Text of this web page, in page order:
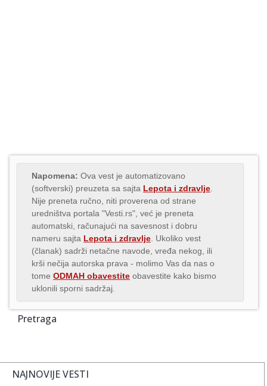
Napomena: Ova vest je automatizovano
(softverski) preuzeta sa sajta Lepota i zdravlje
Nije preneta ručno, niti proverena od strane
uredništva portala "Vesti.rs", već je preneta
automatski, računajući na savesnost i dobru
nameru sajta Lepota i zdravlje . Ukoliko vest
(članak) sadrži netačne navode, vređa nekog, ili
krši nečija autorska prava - molimo Vas da nas o
tome ODMAH obavestite obavestite kako bismo
uklonili sporni sadržaj.
Pretraga
NAJNOVIJE VESTI